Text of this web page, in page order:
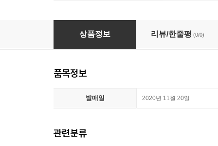
헝가로톤 레이블 현악 세레나데 2집 - 요제프
상품정보 리뷰/한줄평 (0/0)
품목정보
발매일 2020년 11월 20일
관련분류